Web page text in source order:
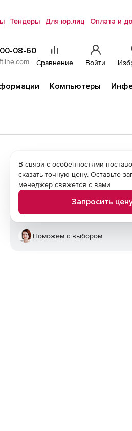
Тендеры Для юр.лиц Оплата и
08-60
Сравнение Войти
Компьютеры
В связи с особенностями
сказать точную цену. Оставьте
менеджер свяжется с вами
Запросить
Поможем с выбором